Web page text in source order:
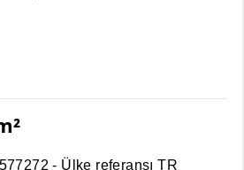
- Ülke referansı TR